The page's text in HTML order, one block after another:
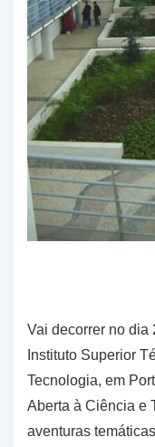
Vai decorrer no dia
Instituto Superior
Tecnologia, em
Aberta à Ciência e
aventuras